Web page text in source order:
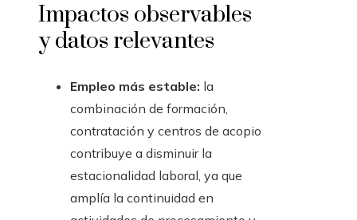
Impactos observables
y datos relevantes
Empleo más estable: la
combinación de formación,
contratación y centros de acopio
contribuye a disminuir la
estacionalidad laboral, ya que
amplía la continuidad en